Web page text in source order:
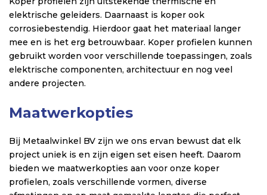
elektrische geleiders. Daarnaast is koper ook
corrosiebestendig. Hierdoor gaat het materiaal langer
mee en is het erg betrouwbaar. Koper profielen kunnen
gebruikt worden voor verschillende toepassingen, zoals
elektrische componenten, architectuur en nog veel
andere projecten.
Maatwerkopties
Bij Metaalwinkel BV zijn we ons ervan bewust dat elk
project uniek is en zijn eigen set eisen heeft. Daarom
bieden we maatwerkopties aan voor onze koper
profielen, zoals verschillende vormen, diverse